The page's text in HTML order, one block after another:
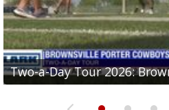
Two-a-Day Tour 2026:
Two-a-Day Tour 2026:
Two-a-Day Tour 2026:
Two-a-Day Tour 2026:
Two-a-Day Tour 2026: